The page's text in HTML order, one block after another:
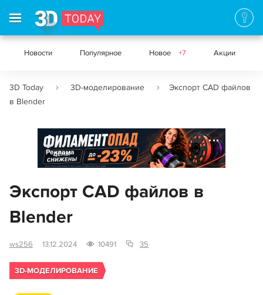
Новости Популярное Новое +7 Акции
3D Today 3D-моделирование
Экспорт CAD файлов
в Blender
Реклама
Экспорт CAD файлов в
Blender
ws256 13.12.2024 10491 35
3D-МОДЕЛИРОВАНИЕ